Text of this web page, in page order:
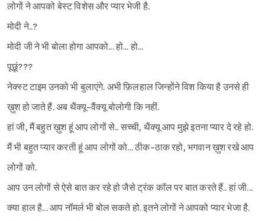
लोगों ने आपको बेस्ट विशेस और प्यार भेजी है.
मोदी ने..?
मोदी जी ने भी बोला होगा आपको... हो... हो...
पूछूं???
नेक्स्ट टाइम उनको भी बुलाएंगे. अभी फ़िलहाल जिन्होंने विश किया है उनसे ही
ख़ुश हो जाते हैं. अब थैंक्यू-वैंक्यू बोलोगी कि नहीं.
हां जी, मैं बहुत ख़ुश हूं आप लोगों से.. सच्ची, थैंक्यू आप मुझे इतना प्यार दे रहे हो.
मैं भी बहुत प्यार करती हूं आप लोगों को... ठीक-ठाक रहो, भगवान ख़ुश रखे आप
लोगों को.
आप उन लोगों से ऐसे बात कर रहे हो जैसे ट्रंक कॉल पर बात करते हैं.. हां जी...
क्या हाल है... आप नॉमर्ल भी बोल सकते हो. इतने लोगों ने आपको प्यार भेजा है.